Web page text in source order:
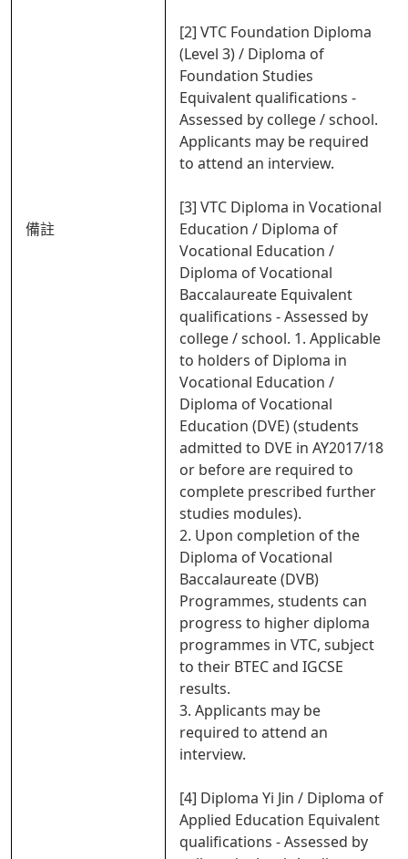
備註
[2] VTC Foundation Diploma
(Level 3) / Diploma of
Foundation Studies
Equivalent qualifications -
Assessed by college / school.
Applicants may be required
to attend an interview.
[3] VTC Diploma in Vocational
Education / Diploma of
Vocational Education /
Diploma of Vocational
Baccalaureate Equivalent
qualifications - Assessed by
college / school. 1. Applicable
to holders of Diploma in
Vocational Education /
Diploma of Vocational
Education (DVE) (students
admitted to DVE in AY2017/18
or before are required to
complete prescribed further
studies modules).
2. Upon completion of the
Diploma of Vocational
Baccalaureate (DVB)
Programmes, students can
progress to higher diploma
programmes in VTC, subject
to their BTEC and IGCSE
results.
3. Applicants may be
required to attend an
interview.
[4] Diploma Yi Jin / Diploma of
Applied Education Equivalent
qualifications - Assessed by